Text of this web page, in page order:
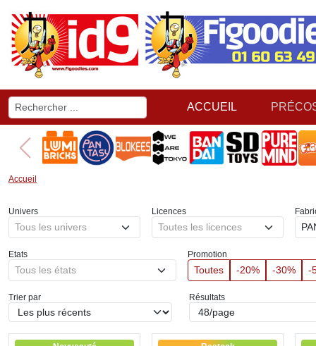
ACCUEIL
Accueil
Univers
Tous les univers
Licences
Toutes les licences
Etats
Tous les états
Promotion
Toutes -20% -30% -
Trier par Résultats